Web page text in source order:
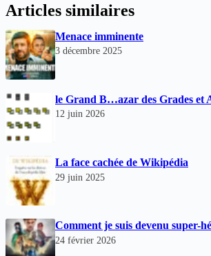
Articles similaires
Menace imminente
3 décembre 2025
le Grand B…azar des Grades et
12 juin 2026
La face cachée de Wikipédia
29 juin 2025
Comment je suis devenu super-
24 février 2026